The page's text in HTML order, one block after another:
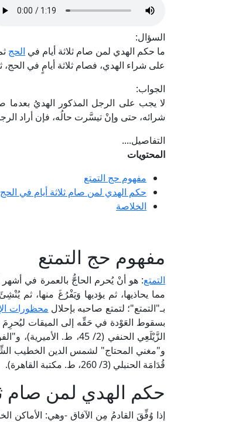
السؤال:
ما حكم الهدي لمن صام ثلاثة أيام في الحج
على شراء الهدي، فصام ثلاثة أيامٍ في
الجواب:
لا يجب على الرجل المذكور الهديُ بعدما
شرائه، حتى وإنْ تيسَّرت حالُه، فإن أراد
التفاصيل....
المحتويات
مفهوم حج التمتع
حكم الهدي لمن صام ثلاثة أيام في
الخلاصة
مفهوم حج التمتع
التمتع: هو أنْ يُحرم الحاجُّ بالعمرة في أشهر
مما يحاذيها، ثم يؤديها وَيَفْرُغَ منها، ثم
بـ"التمتع"؛ لتمتع صاحبه بإحلال محظورات
بسقوط العَوْدة في حَقِّه إلى الميقات ليُحرِمَ
قُدَامَة الحنبلي (3/ 260، ط. مكتبة القاهرة).
حكم الهدي لمن صام
إذا وُفِّقَ القادمُ مِن الآفاق -وهي: الأماكن